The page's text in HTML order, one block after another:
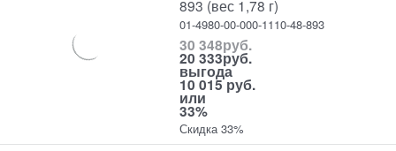
893 (вес 1,78 г)
01-4980-00-000-1110-48-893
30 348руб.
20 333руб.
выгода
10 015 руб.
или
33%
Скидка 33%